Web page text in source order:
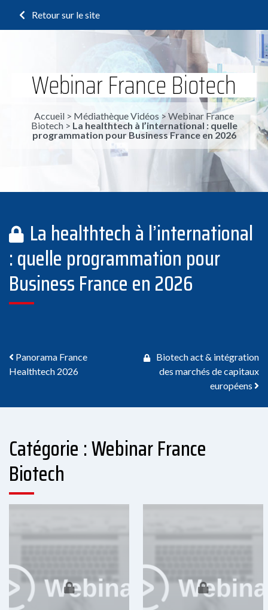
Retour sur le site
Webinar France Biotech
Accueil > Médiathèque Vidéos > Webinar France
Biotech> La healthtech à l’international : quelle
programmation pour Business France en 2026
La healthtech à l’international
: quelle programmation pour
Business France en 2026
Navigation des articles
Panorama France
Healthtech 2026
Biotech act & intégration
des marchés de capitaux
européens
Catégorie : Webinar France
Biotech